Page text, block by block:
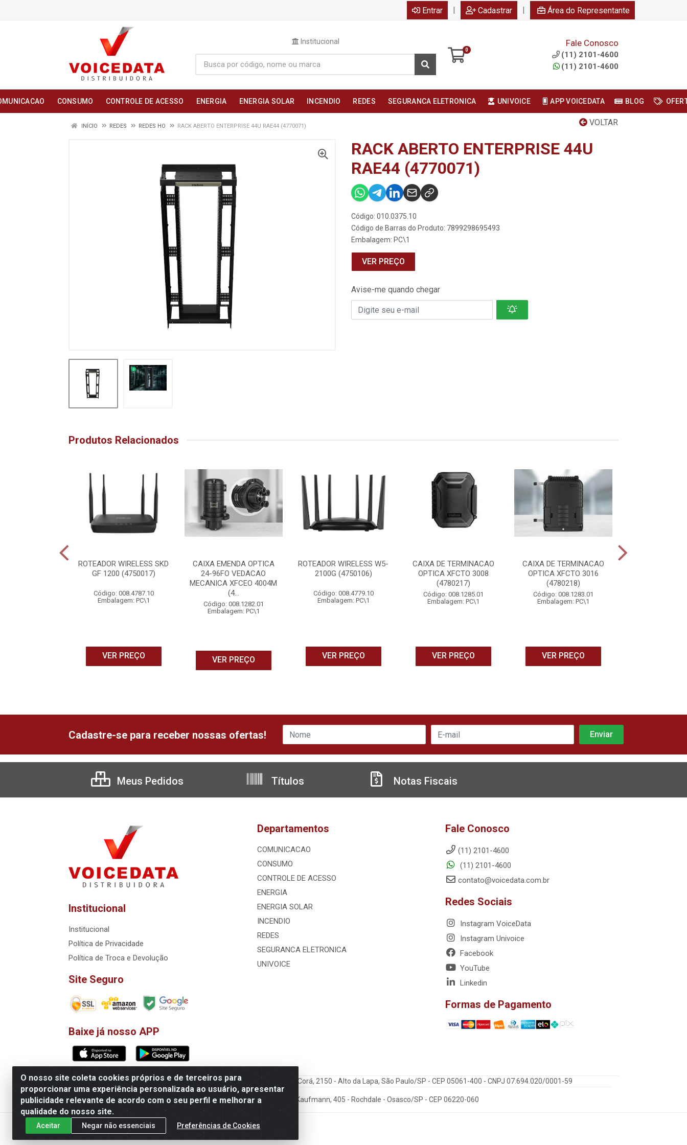
Entrar | Cadastrar | Área do Representante
Institucional
0
Fale Conosco
(11) 2101-4600
(11) 2101-4600
CONSUMO CONTROLE DE ACESSO ENERGIA ENERGIA SOLAR INCENDIO REDES SEGURANCA ELETRONICA UNIVOICE APP VOICEDATA BLOG
VOLTAR
INÍCIO REDES REDES HO RACK ABERTO ENTERPRISE 44U RAE44 (4770071)
RACK ABERTO ENTERPRISE 44U
RAE44 (4770071)
Código: 010.0375.10
Código de Barras do Produto: 7899298695493
Embalagem: PC\1
VER PREÇO
Avise-me quando chegar
Produtos Relacionados
ROTEADOR WIRELESS SKD
GF 1200 (4750017)
Código: 008.4787.10
Embalagem: PC\1
VER PREÇO
CAIXA EMENDA OPTICA
24-96FO VEDACAO
MECANICA XFCEO 4004M
(4...
Código: 008.1282.01
Embalagem: PC\1
VER PREÇO
ROTEADOR WIRELESS W5-
2100G (4750106)
Código: 008.4779.10
Embalagem: PC\1
VER PREÇO
CAIXA DE TERMINACAO
OPTICA XFCTO 3008
(4780217)
Código: 008.1285.01
Embalagem: PC\1
VER PREÇO
CAIXA DE TERMINACAO
OPTICA XFCTO 3016
(4780218)
Código: 008.1283.01
Embalagem: PC\1
VER PREÇO
O nosso site coleta cookies próprios e de terceiros para
proporcionar uma experiência personalizada ao usuário, apresentar
publicidade relevante de acordo com o seu perfil e melhorar a
qualidade do nosso site.
Aceitar Negar não essenciais Preferências de Cookies
Cadastre-se para receber nossas ofertas!
Meus Pedidos Títulos Notas Fiscais
Institucional
Institucional
Política de Privacidade
Política de Troca e Devolução
Site Seguro
Baixe já nosso APP
Departamentos
COMUNICACAO
CONSUMO
CONTROLE DE ACESSO
ENERGIA
ENERGIA SOLAR
INCENDIO
REDES
SEGURANCA ELETRONICA
UNIVOICE
Fale Conosco
(11) 2101-4600
(11) 2101-4600
contato@voicedata.com.br
Redes Sociais
Instagram VoiceData
Instagram Univoice
Facebook
YouTube
Linkedin
Formas de Pagamento
Matriz: VoiceData Systemas Integrados Ltda - Rua Cerro Corá, 2150 - Alto da Lapa, São Paulo/SP - CEP 05061-400 - CNPJ 07.694.020/0001-59
Filial: VoiceData - Rua João Kaufmann, 405 - Rochdale - Osasco/SP - CEP 06220-060